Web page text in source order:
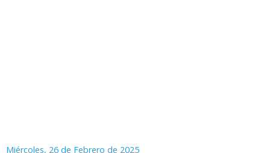
Miércoles, 26 de Febrero de 2025